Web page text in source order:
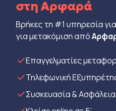
στη Αρφαρά
Βρήκες τη #1 υπηρεσία
για μετακόμιση από
Eπαγγελματίες
Τηλεφωνική
Συσκευασία &